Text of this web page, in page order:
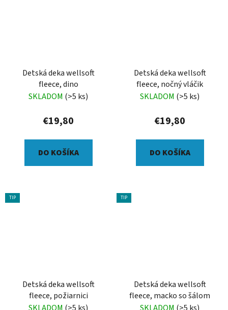
Detská deka wellsoft
fleece, dino
SKLADOM (>5 ks)
€19,80
DO KOŠÍKA
Detská deka wellsoft
fleece, nočný vláčik
SKLADOM (>5 ks)
€19,80
DO KOŠÍKA
TIP
Detská deka wellsoft
fleece, požiarnici
TIP
Detská deka wellsoft
fleece, macko so šálom